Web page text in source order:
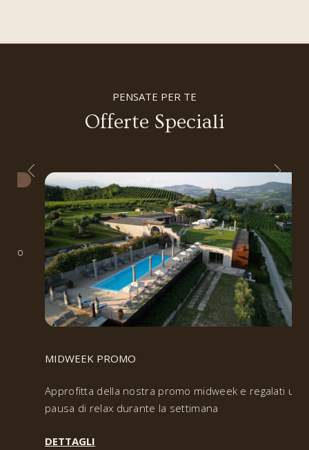
PENSATE PER TE
Offerte Speciali
MIDWEEK PROMO
Approfitta della nostra promo midweek e regalati una
pausa di relax durante la settimana
DETTAGLI